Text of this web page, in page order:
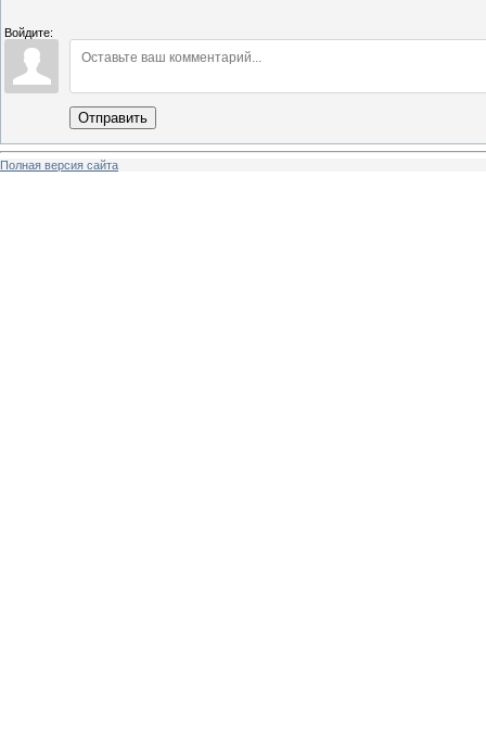
Войдите:
Отправить
Полная версия сайта